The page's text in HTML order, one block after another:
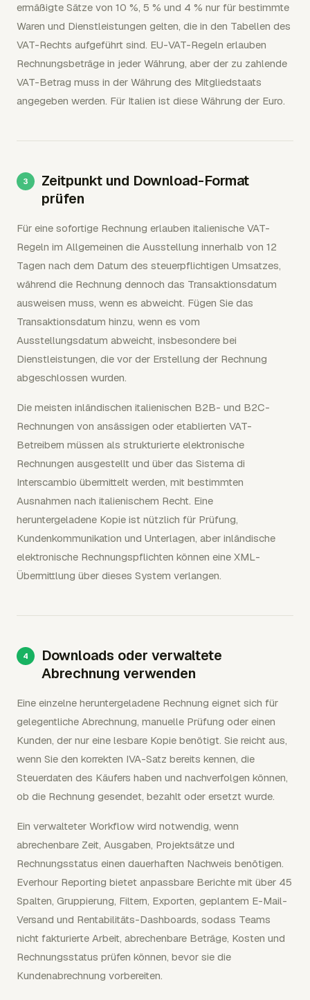
ermäßigte Sätze von 10 %, 5 % und 4 % nur für bestimmte
Waren und Dienstleistungen gelten, die in den Tabellen des
VAT-Rechts aufgeführt sind. EU-VAT-Regeln erlauben
Rechnungsbeträge in jeder Währung, aber der zu zahlende
VAT-Betrag muss in der Währung des Mitgliedstaats
angegeben werden. Für Italien ist diese Währung der Euro.
Zeitpunkt und Download-Format
prüfen
Für eine sofortige Rechnung erlauben italienische VAT-
Regeln im Allgemeinen die Ausstellung innerhalb von 12
Tagen nach dem Datum des steuerpflichtigen Umsatzes,
während die Rechnung dennoch das Transaktionsdatum
ausweisen muss, wenn es abweicht. Fügen Sie das
Transaktionsdatum hinzu, wenn es vom
Ausstellungsdatum abweicht, insbesondere bei
Dienstleistungen, die vor der Erstellung der Rechnung
abgeschlossen wurden.
Die meisten inländischen italienischen B2B- und B2C-
Rechnungen von ansässigen oder etablierten VAT-
Betreibern müssen als strukturierte elektronische
Rechnungen ausgestellt und über das Sistema di
Interscambio übermittelt werden, mit bestimmten
Ausnahmen nach italienischem Recht. Eine
heruntergeladene Kopie ist nützlich für Prüfung,
Kundenkommunikation und Unterlagen, aber inländische
elektronische Rechnungspflichten können eine XML-
Übermittlung über dieses System verlangen.
Downloads oder verwaltete
Abrechnung verwenden
Eine einzelne heruntergeladene Rechnung eignet sich für
gelegentliche Abrechnung, manuelle Prüfung oder einen
Kunden, der nur eine lesbare Kopie benötigt. Sie reicht aus,
wenn Sie den korrekten IVA-Satz bereits kennen, die
Steuerdaten des Käufers haben und nachverfolgen können,
ob die Rechnung gesendet, bezahlt oder ersetzt wurde.
Ein verwalteter Workflow wird notwendig, wenn
abrechenbare Zeit, Ausgaben, Projektsätze und
Rechnungsstatus einen dauerhaften Nachweis benötigen.
Everhour Reporting bietet anpassbare Berichte mit über 45
Spalten, Gruppierung, Filtern, Exporten, geplantem E-Mail-
Versand und Rentabilitäts-Dashboards, sodass Teams
nicht fakturierte Arbeit, abrechenbare Beträge, Kosten und
Rechnungsstatus prüfen können, bevor sie die
Kundenabrechnung vorbereiten.